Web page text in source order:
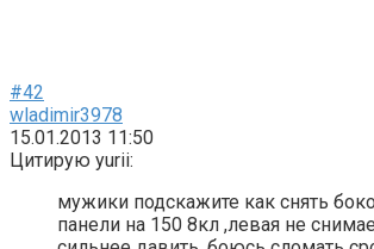
#42
wladimir3978
15.01.2013 11:50
Цитирую yurii:
мужики подскажите как снять
панели на 150 8кл ,левая не